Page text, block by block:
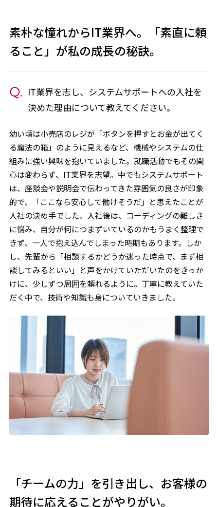
素朴な憧れからIT業界へ。「素直に頼
ること」が私の成長の秘訣。
IT業界を志し、システムサポートへの入社を
決めた理由について教えてください。
幼い頃は小売店のレジが「ボタンを押すとお金が出てく
る魔法の箱」のように見えるなど、機械やシステムの仕
組みに強い興味を抱いていました。就職活動でもその関
心は変わらず、IT業界を志望。中でもシステムサポート
は、座談会や説明会で伝わってきた雰囲気の良さが印象
的で、「ここなら安心して働けそうだ」と思えたことが
入社の決め手でした。入社後は、コーディングの難しさ
に悩み、自分が何につまずいているのかもうまく整理で
きず、一人で抱え込んでしまった時期もあります。しか
し、先輩から「相談するかどうか迷った時点で、まず相
談してみるといい」と声をかけていただいたのをきっか
けに、少しずつ周囲を頼れるように。丁寧に教えていた
だく中で、技術や知識も身についていきました。
「チームの力」を引き出し、お客様の
期待に応えることがやりがい。